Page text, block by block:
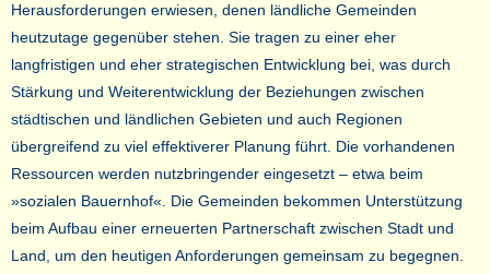
Herausforderungen erwiesen, denen ländliche Gemeinden
heutzutage gegenüber stehen. Sie tragen zu einer eher
langfristigen und eher strategischen Entwicklung bei, was durch
Stärkung und Weiterentwicklung der Beziehungen zwischen
städtischen und ländlichen Gebieten und auch Regionen
übergreifend zu viel effektiverer Planung führt. Die vorhandenen
Ressourcen werden nutzbringender eingesetzt – etwa beim
»sozialen Bauernhof«. Die Gemeinden bekommen Unterstützung
beim Aufbau einer erneuerten Partnerschaft zwischen Stadt und
Land, um den heutigen Anforderungen gemeinsam zu begegnen.